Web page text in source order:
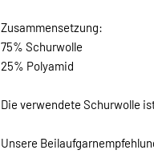
Zusammensetzung:
75% Schurwolle
25% Polyamid
Die verwendete Schurwolle
Unsere